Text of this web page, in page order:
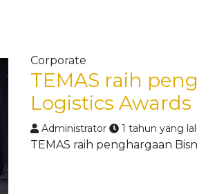
Corporate
TEMAS raih
Logistics Awards
Administrator 1 tahun yang
TEMAS raih penghargaan